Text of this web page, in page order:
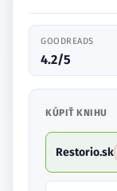
GOODREADS
4.2/5
KÚPIŤ KNIHU
Restorio.sk